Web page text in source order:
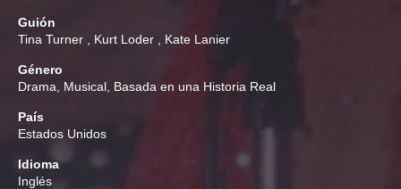
Guión
Tina Turner
Kurt Loder Kate Lanier
Género
Drama
Musical Basada en una Historia Real
País
Estados Unidos
Idioma
Inglés